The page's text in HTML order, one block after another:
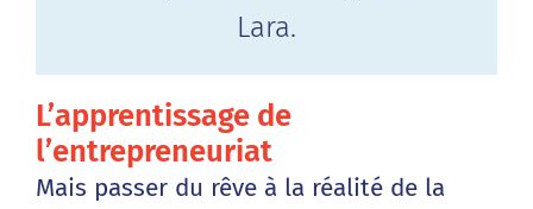
Lara.
L’apprentissage de
l’entrepreneuriat
Mais passer du rêve à la réalité de la